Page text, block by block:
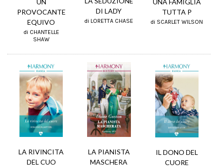
UN
PROVOCANTE
EQUIVO
di CHANTELLE
SHAW
DI LADY
di LORETTA CHASE
TUTTA P
di SCARLET WILSON
LA RIVINCITA
DEL CUO
LA PIANISTA
MASCHERA
IL DONO DEL
CUORE